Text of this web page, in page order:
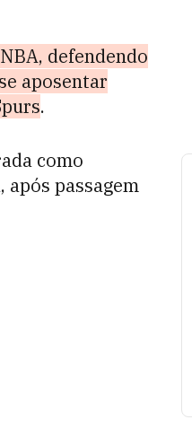
defendendo
aposentar
.
como
passagem